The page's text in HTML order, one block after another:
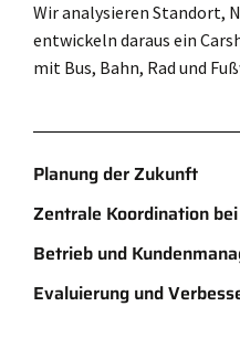
Wir analysieren Standort,
entwickeln daraus ein
mit Bus, Bahn, Rad und
Planung der Zukunft
Zentrale Koordination
Betrieb und
Evaluierung und